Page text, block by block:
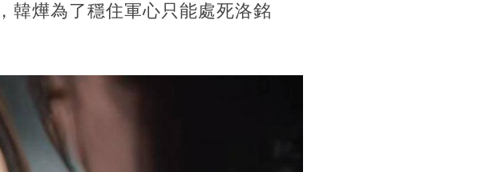
韓燁為了穩住軍心只能處死洛銘